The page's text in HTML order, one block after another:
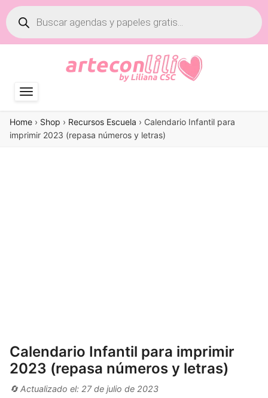
Búsqueda
de
productos
Home › Shop › Recursos Escuela › Calendario Infantil para
imprimir 2023 (repasa números y letras)
Calendario Infantil para imprimir
2023 (repasa números y letras)
🔄 Actualizado el: 27 de julio de 2023